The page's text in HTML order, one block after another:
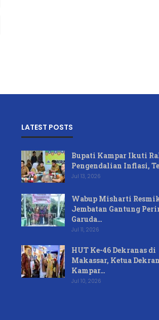
LATEST POSTS
Bupati Kampar Ikuti
Pengendalian Inflasi,
Jul 13, 2026
Wabup Misharti
Jembatan Gantung
Garuda…
Jul 11, 2026
HUT Ke-46 Dekranas di
Makassar, Ketua
Kampar…
Jul 10, 2026